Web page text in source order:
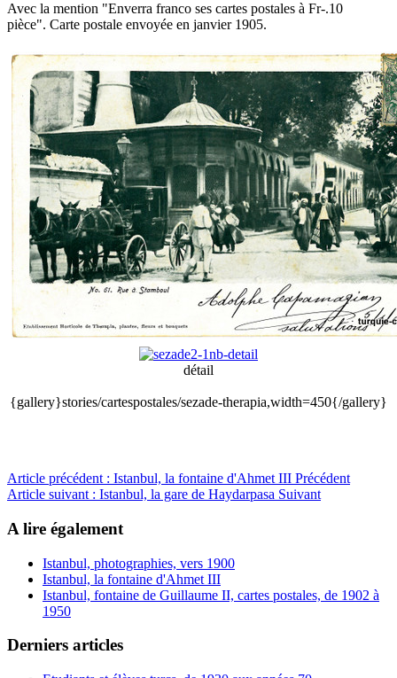
Avec la mention "Enverra franco ses cartes postales à Fr-.10
pièce". Carte postale envoyée en janvier 1905.
détail
{gallery}stories/cartespostales/sezade-therapia,width=450{/gallery}
Article précédent : Istanbul, la fontaine d'Ahmet III Précédent
Article suivant : Istanbul, la gare de Haydarpasa Suivant
A lire également
Istanbul, photographies, vers 1900
Istanbul, la fontaine d'Ahmet III
Istanbul, fontaine de Guillaume II, cartes postales, de 1902 à
1950
Derniers articles